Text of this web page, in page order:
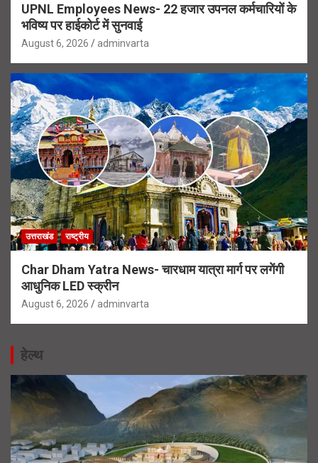
UPNL Employees News- 22 हजार उपनल कर्मचारियों के
भविष्य पर हाईकोर्ट में सुनवाई
August 6, 2026 adminvarta
उत्तराखंड राष्ट्रीय
Char Dham Yatra News- चारधाम यात्रा मार्ग पर लगेंगी
आधुनिक LED स्क्रीन
August 6, 2026 adminvarta
हेल्थ